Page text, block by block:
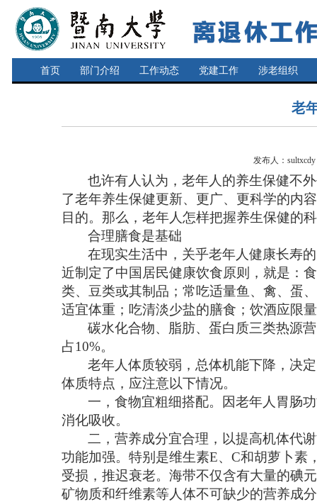
首页 部门介绍 工作动态 党建工作 涉老组织
老
发布人：
也许有人认为，老年人的养生保健不
了老年养生保健更新、更广、更科学的内
目的。那么，老年人怎样把握养生保健的
合理膳食是基础
在现实生活中，关乎老年人健康长寿
近制定了中国居民健康饮食原则，就是：
类、豆类或其制品；常吃适量鱼、禽、蛋
适宜体重；吃清淡少盐的膳食；饮酒应
碳水化合物、脂肪、蛋白质三类热源
占10%。
老年人体质较弱，总体机能下降，决
体质特点，应注意以下情况。
一，食物宜粗细搭配。因老年人胃肠
消化吸收。
二，营养成分宜合理，以提高机体代
功能加强。特别是维生素E、C和胡萝卜素
受损，推迟衰老。海带不仅含有大量的碘
矿物质和纤维素等人体不可缺少的营养成